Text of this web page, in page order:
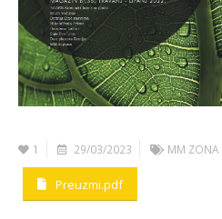
1 29/03/2023 MM ZONA
Preuzmi.pdf